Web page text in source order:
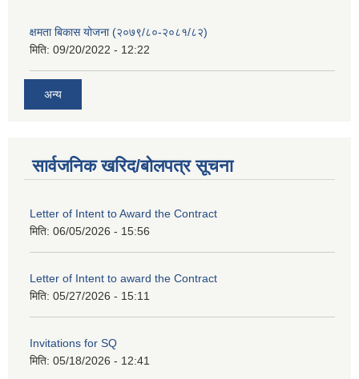
क्षमता बिकास योजना (२०७९/८०-२०८१/८२)
मिति: 09/20/2022 - 12:22
अन्य
सार्वजनिक खरिद/बोलपत्र सूचना
Letter of Intent to Award the Contract
मिति: 06/05/2026 - 15:56
Letter of Intent to award the Contract
मिति: 05/27/2026 - 15:11
Invitations for SQ
मिति: 05/18/2026 - 12:41